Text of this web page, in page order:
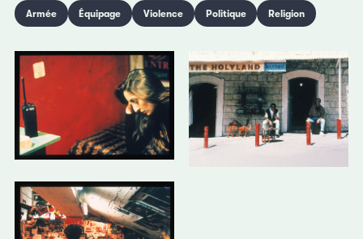
Armée Équipage Violence Politique Religion